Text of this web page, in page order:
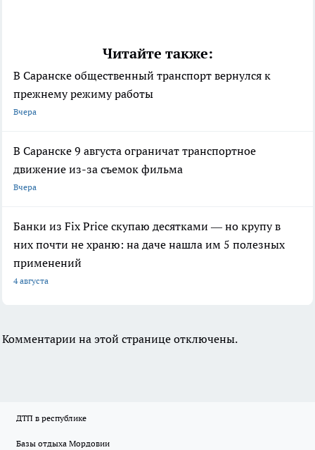
Читайте также:
В Саранске общественный транспорт вернулся к
прежнему режиму работы
Вчера
В Саранске 9 августа ограничат транспортное
движение из-за съемок фильма
Вчера
Банки из Fix Price скупаю десятками — но крупу в
них почти не храню: на даче нашла им 5 полезных
применений
4 августа
Комментарии на этой странице отключены.
ДТП в республике
Базы отдыха Мордовии